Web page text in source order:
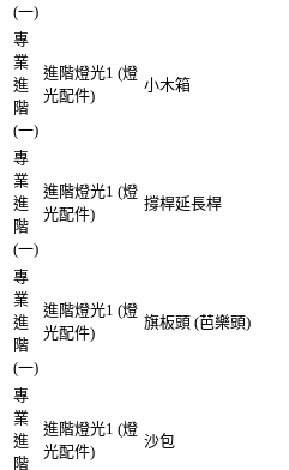
(一)
專
業
進
階
(一)
進階燈光1 (燈
光配件)
小木箱
專
業
進
階
(一)
進階燈光1 (燈
光配件)
撐桿延長桿
專
業
進
階
(一)
進階燈光1 (燈
光配件)
旗板頭 (芭樂頭)
專
業
進
階
進階燈光1 (燈
光配件)
沙包